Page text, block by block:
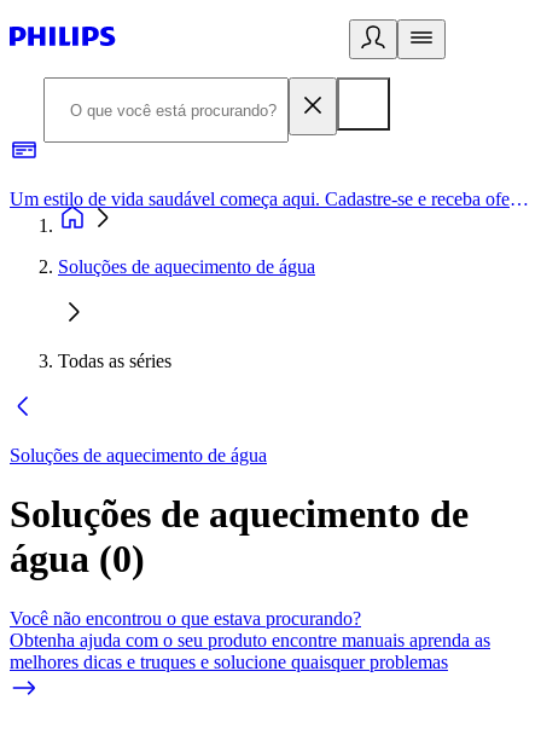
Um estilo de vida saudável começa aqui. Cadastre-se e receba ofertas exclusivas.
Soluções de aquecimento de água
Todas as séries
Soluções de aquecimento de água
Soluções de aquecimento de
água (0)
Você não encontrou o que estava procurando?
Obtenha ajuda com o seu produto encontre manuais aprenda as
melhores dicas e truques e solucione quaisquer problemas